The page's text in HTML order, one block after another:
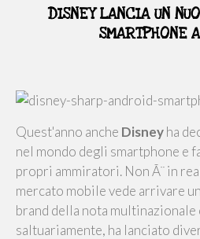
DISNEY LANCIA UN
SMARTPHONE
Quest'anno anche Disneyha
nel mondo degli smartphone e
propri ammiratori. Non Ã¨ in
mercato mobile vede arrivare
brand della nota
saltuariamente, ha lanciato